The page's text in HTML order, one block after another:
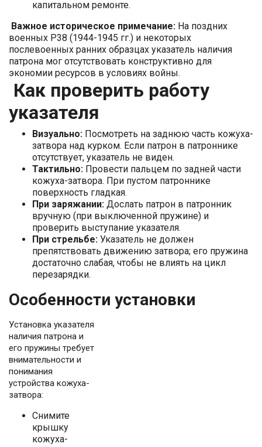
капитальном ремонте.
Важное историческое примечание: На поздних
военных P38 (1944-1945 гг.) и некоторых
послевоенных ранних образцах указатель наличия
патрона мог отсутствовать конструктивно для
экономии ресурсов в условиях войны.
Как проверить работу
указателя
Визуально: Посмотреть на заднюю часть кожуха-
затвора над курком. Если патрон в патроннике
отсутствует, указатель не виден.
Тактильно: Провести пальцем по задней части
кожуха-затвора. При пустом патроннике
поверхность гладкая.
При заряжании: Дослать патрон в патронник
вручную (при выключенной пружине) и
проверить выступание указателя.
При стрельбе: Указатель не должен
препятствовать движению затвора; его пружина
достаточно слабая, чтобы не влиять на цикл
перезарядки.
Особенности установки
Установка указателя
наличия патрона и
его пружины требует
внимательности и
понимания
устройства кожуха-
затвора:
Снимите
крышку
кожуха-